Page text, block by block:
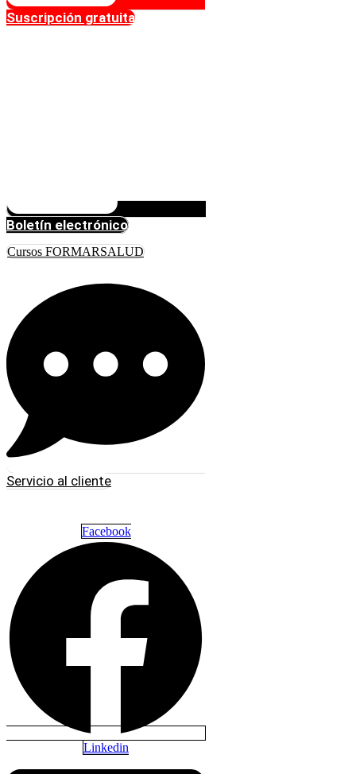
Suscripción gratuita
Boletín electrónico
Cursos FORMARSALUD
Servicio al cliente
Facebook
Linkedin